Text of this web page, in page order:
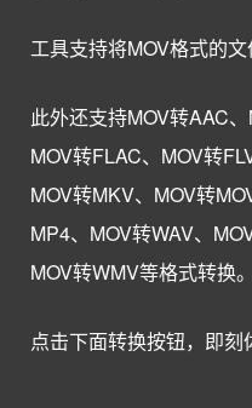
工具支持将MOV格式的文
此外还支持MOV转AAC、
MOV转FLAC、MOV转
MOV转MKV、MOV转
MP4、MOV转WAV、
MOV转WMV等格式转换。
点击下面转换按钮，即刻